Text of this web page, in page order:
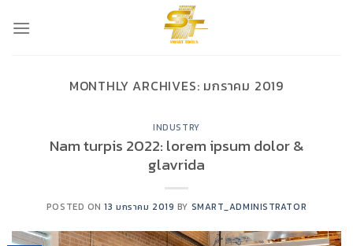
MONTHLY ARCHIVES: มกราคม 2019
INDUSTRY
Nam turpis 2022: lorem ipsum dolor &
glavrida
POSTED ON13 มกราคม 2019 BY SMART_ADMINISTRATOR